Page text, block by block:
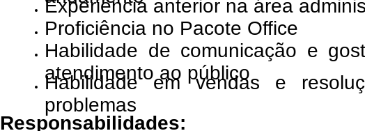
Experiência anterior na área
Proficiência no Pacote Office
Habilidade de comunicação e
atendimento ao público
Habilidade em vendas e
problemas
Responsabilidades: